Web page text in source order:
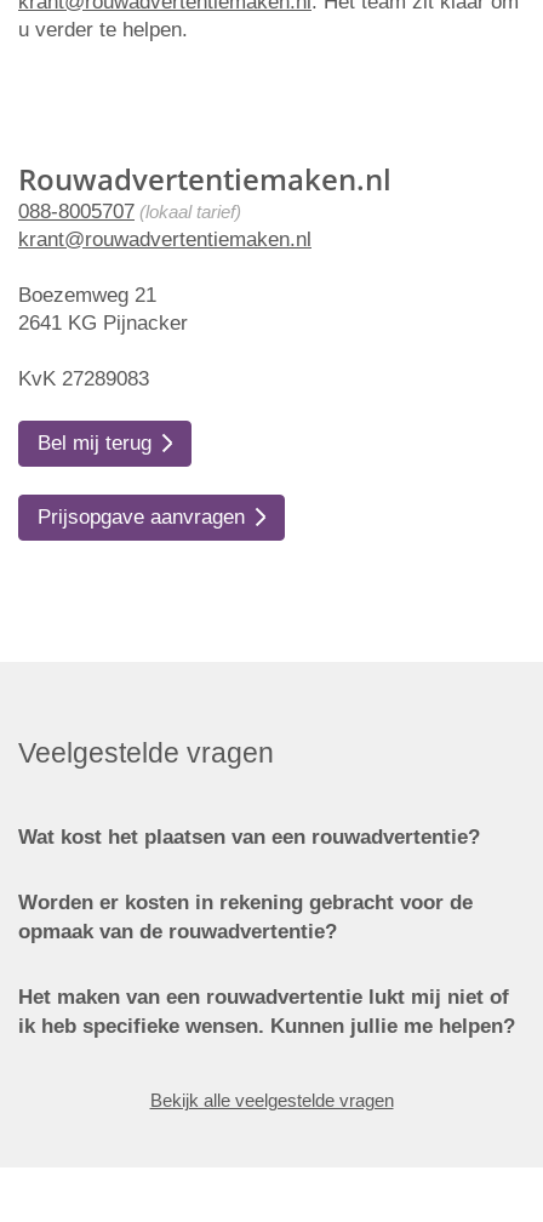
Rouwadvertentiemaken.nl
088-8005707 (lokaal tarief)
krant@rouwadvertentiemaken.nl
Boezemweg 21
2641 KG Pijnacker
KvK 27289083
Bel mij terug
Prijsopgave aanvragen
u verder te helpen.
Veelgestelde vragen
Wat kost het plaatsen van een rouwadvertentie?
Worden er kosten in rekening gebracht voor de
opmaak van de rouwadvertentie?
Het maken van een rouwadvertentie lukt mij niet of
ik heb specifieke wensen. Kunnen jullie me helpen?
Bekijk alle veelgestelde vragen